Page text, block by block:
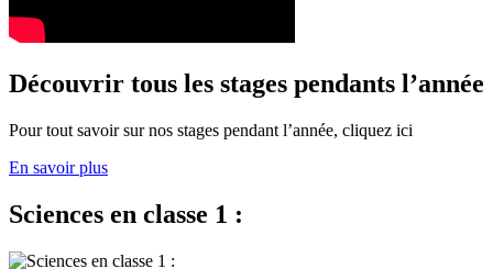
Découvrir tous les stages pendants l’année
Pour tout savoir sur nos stages pendant l’année, cliquez ici
En savoir plus
Sciences en classe 1 :